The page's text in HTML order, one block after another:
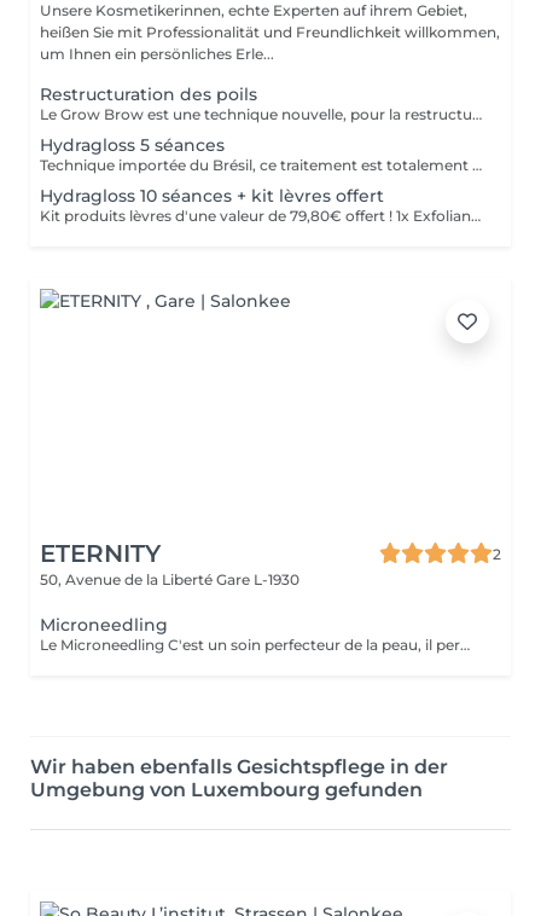
Unsere Kosmetikerinnen, echte Experten auf ihrem Gebiet,
heißen Sie mit Professionalität und Freundlichkeit willkommen,
um Ihnen ein persönliches Erle...
Restructuration des poils
Le Grow Brow est une technique nouvelle, pour la restructuration des poils; Grâce à celle-ci nous permettons aux poils non visibles de se régénérer afin de combler naturellement les zones des failles : des sourcils, barbes, cheveux.... La densité est améliorer à hauteur de 63% permettant de combler les zones d'alopécie; Ce traitement est non invasif , et les résultat son concluant entre 4 et 6 séances régulières; Convient parfaitement aux hommes et aux femmes soucieux de récupérer leur densité dans faire appel à la micro ou dermopigmentation;
Hydragloss 5 séances
Technique importée du Brésil, ce traitement est totalement personnalisé et repensé par Autour du Regard. Peu invasif, il est profond et spécifiquement conçu pour les lèvres. Ce soin consiste à faire pénétrer des actifs dont l'acide hyaluronique pour donner du volume, combler, repulper, hydrater et nourrir les lèvres, à l'aide de micro ou nano aiguilles qui grâce à leur passage dans la lèvre, permettent de stimuler le métabolisme de régénération cellulaire, favorisant ainsi la synthèse naturelle de collagène et élastine.
Hydragloss 10 séances + kit lèvres offert
Kit produits lèvres d'une valeur de 79,80€ offert ! 1x Exfoliant lèvres Sugar Lips 30g 1x Gloss Volumisateur Perfect Lips 3,8g 1x Masques lèvres (12 unités) Technique importée du Brésil, ce traitement est totalement personnalisé et repensé par Autour du Regard. Peu invasif, il est profond et spécifiquement conçu pour les lèvres. Ce soin consiste à faire pénétrer des actifs dont l'acide hyaluronique pour donner du volume, combler, repulper, hydrater et nourrir les lèvres, à l'aide de micro ou nano aiguilles qui grâce à leur passage dans la lèvre, permettent de stimuler le métabolisme de régénération cellulaire, favorisant ainsi la synthèse naturelle de collagène et élastine.
ETERNITY
2
50, Avenue de la Liberté Gare L-1930
Microneedling
Le Microneedling C'est un soin perfecteur de la peau, il permet de corriger les imperfections et d'améliorer les signes de l'âge. Cette technique consiste à microperforer les différentes couches de derme pour améliorer les imperfections de votre peau et les signes de l'âge. Renouvellementcellulaire Production de collagène - Production d' élastine - Teint terne - Manque de fermeté - Cicatrices d'acné - Pores dilatés - Réguler les excès de sébum - Traitement des tâches brunes Pour des résultats visibles et durables, il est recommandé réaliser 4 à 5 séances en fonction du besoin. Le microneedling est légèrement douloureux. La sensation varie en fonction du niveau de sensibilité de chacun. Il peut arriver que de petits saignements apparaissent . La peau sera généralement rouge et sensible dans les 24 à 48 heures qui suivent le soin du visage. Les contres-indications -Les femmes enceintes -Les personnes sous traitement anti-inflammatoires ou anticoagulents. -Les peaux avec des lésions non cicatrisées comme de l'acné, de l'herpès ou des plaies. -Les personnes souffrant de maladies auto-immunes. - L'exposition au soleil sont à proscrire durant la semaine qui suit le soin. - L'application d'un SPF indice 50 est à recommandée.
Wir haben ebenfalls Gesichtspflege in der
Umgebung von Luxembourg gefunden